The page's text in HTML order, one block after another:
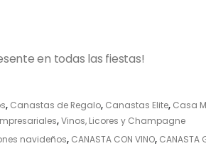
en todas las fiestas!
, Canastas de Regalo, Canastas Elite, Casa
,Vinos, Licores y Champagne
navideños, CANASTA CON VINO, CANASTA